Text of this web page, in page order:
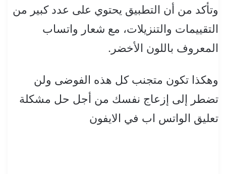
وتأكد من أن التطبيق يحتوي على عدد كبير من
التقييمات والتنزيلات، مع شعار واتساب
المعروف باللون الأخضر.
وهكذا تكون متجنب كل هذه الفوضى ولن
تضطر إلى إزعاج نفسك من أجل حل مشكلة
تعليق الواتس اب في الايفون